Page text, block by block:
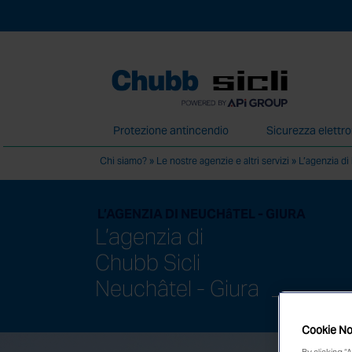
Protezione antincendio Sicurezza
Chi siamo? » Le nostre agenzie e altri servizi » L’agenzia
L’agenzia di
Chubb Sicli
Neuchâtel - Giura
Cookie